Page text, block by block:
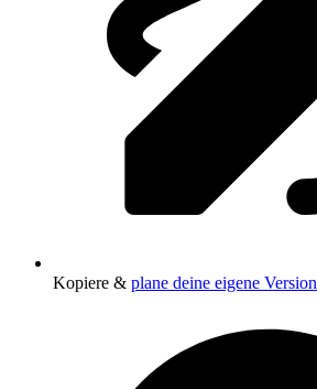
Kopiere & plane deine eigene Version